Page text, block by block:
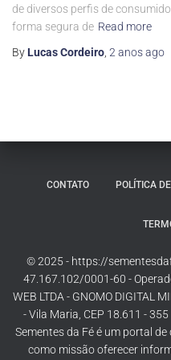
de diversos perfis de
forma segura de Read more
By Lucas Cordeiro 2 anosago
CONTATO POLÍTICA
© 2025 - https://
47.167.102/0001-60 -
WEB LTDA - GNOMO DIGITAL
- Vila Maria, CEP 18.611 - 355
Sementes da Fé é um portal
como missão oferecer